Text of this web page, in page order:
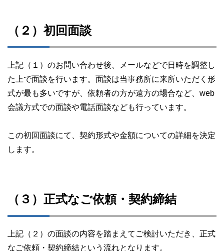
（２）初回面談
上記（１）のお問い合わせ後、メールなどで日時を調整し
た上で面談を行います。面談は当事務所に来所いただく形
式が最も多いですが、依頼者の方が遠方の場合など、web
会議方式での面談や電話面談なども行っています。
この初回面談にて、契約形式や金額についての詳細を決定
します。
（３）正式なご依頼・契約締結
上記（２）の面談の内容を踏まえてご検討いただき、正式
なご依頼・契約締結という流れとなります。